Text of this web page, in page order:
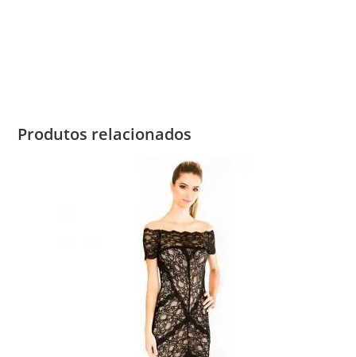
Produtos relacionados